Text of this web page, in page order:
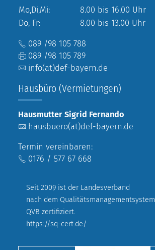
Mo,Di,Mi:
8.00 bis 16.00 Uhr
Do, Fr:
8.00 bis 13.00 Uhr
089 /98 105 788
089 /98 105 789
info(at)def-bayern.de
Hausbüro (Vermietungen)
Hausmutter Sigrid Fernando
hausbuero(at)def-bayern.de
Termin vereinbaren:
0176 / 577 67 668
Seit 2009 ist der Landesverband
nach dem Qualitätsmanagementsystem
QVB zertifiziert.
https://sq-cert.de/